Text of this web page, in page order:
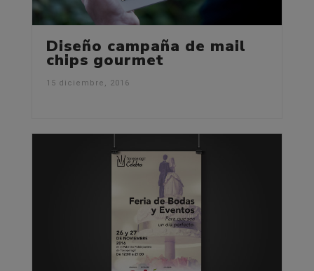
Diseño campaña de mail
chips gourmet
15 diciembre, 2016